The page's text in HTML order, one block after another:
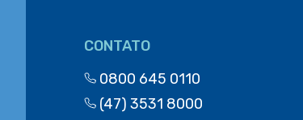
CONTATO
0800 645 0110
(47) 3531 8000